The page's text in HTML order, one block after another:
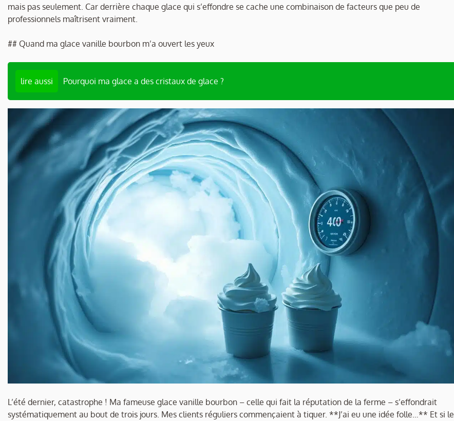
mais pas seulement. Car derrière chaque glace qui s’effondre se cache une combinaison de facteurs que peu de
professionnels maîtrisent vraiment.
## Quand ma glace vanille bourbon m’a ouvert les yeux
lire aussi Pourquoi ma glace a des cristaux de glace ?
L’été dernier, catastrophe ! Ma fameuse glace vanille bourbon – celle qui fait la réputation de la ferme – s’effondrait
systématiquement au bout de trois jours. Mes clients réguliers commençaient à tiquer. **J’ai eu une idée folle…** Et si le